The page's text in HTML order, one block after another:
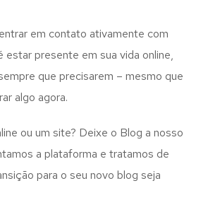
em contato ativamente com
estar presente em sua vida online,
que precisarem – mesmo que
algo agora.
ou um site? Deixe o Blog a nosso
a plataforma e tratamos de
para o seu novo blog seja